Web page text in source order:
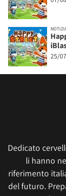
25/
Dedicato
li hanno
riferimento
del futuro.